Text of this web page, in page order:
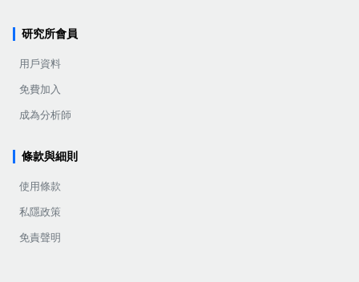
研究所會員
用戶資料
免費加入
成為分析師
條款與細則
使用條款
私隱政策
免責聲明